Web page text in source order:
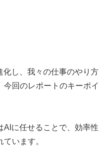
し、我々の仕事のやり方
回のレポートのキーポイ
AIに任せることで、効率性
います。